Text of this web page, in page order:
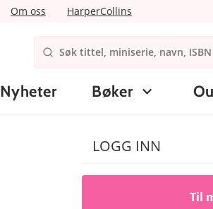
Om oss HarperCollins
Nyheter Bøker
LOGG INN
Til